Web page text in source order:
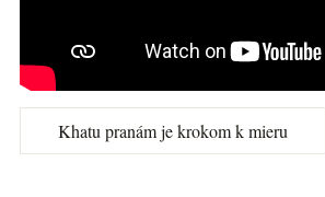
Khatu pranám je krokom k mieru